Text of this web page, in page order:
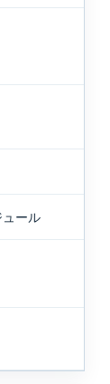
ール